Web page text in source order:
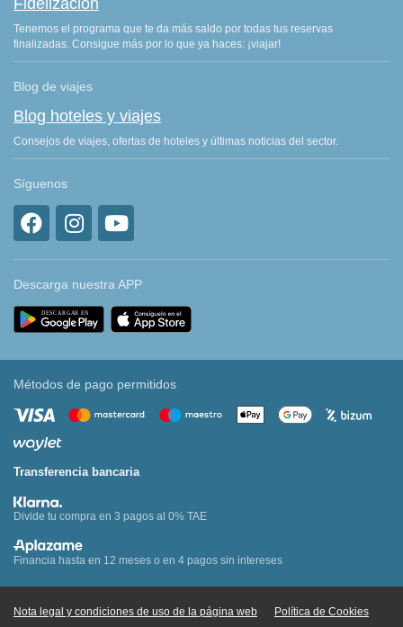
Fidelización
Tenemos el programa que te da más saldo por todas tus reservas
finalizadas. Consigue más por lo que ya haces: ¡viajar!
Blog de viajes
Blog hoteles y viajes
Consejos de viajes, ofertas de hoteles y últimas noticias del sector.
Síguenos
Descarga nuestra APP
Métodos de pago permitidos
Transferencia bancaria
Divide tu compra en 3 pagos al 0% TAE
Financia hasta en 12 meses o en 4 pagos sin intereses
Nota legal y condiciones de uso de la página web Política de Cookies